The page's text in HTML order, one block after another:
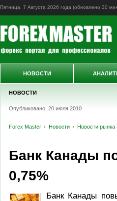
Пятница, 7 Августа 2026 года (обновлено 30
НОВОСТИ
Опубликовано: 20 июля 2010
Forex Master Новости Новости рынка
Банк Канады
0,75%
Банк Канады
НОВОСТИ